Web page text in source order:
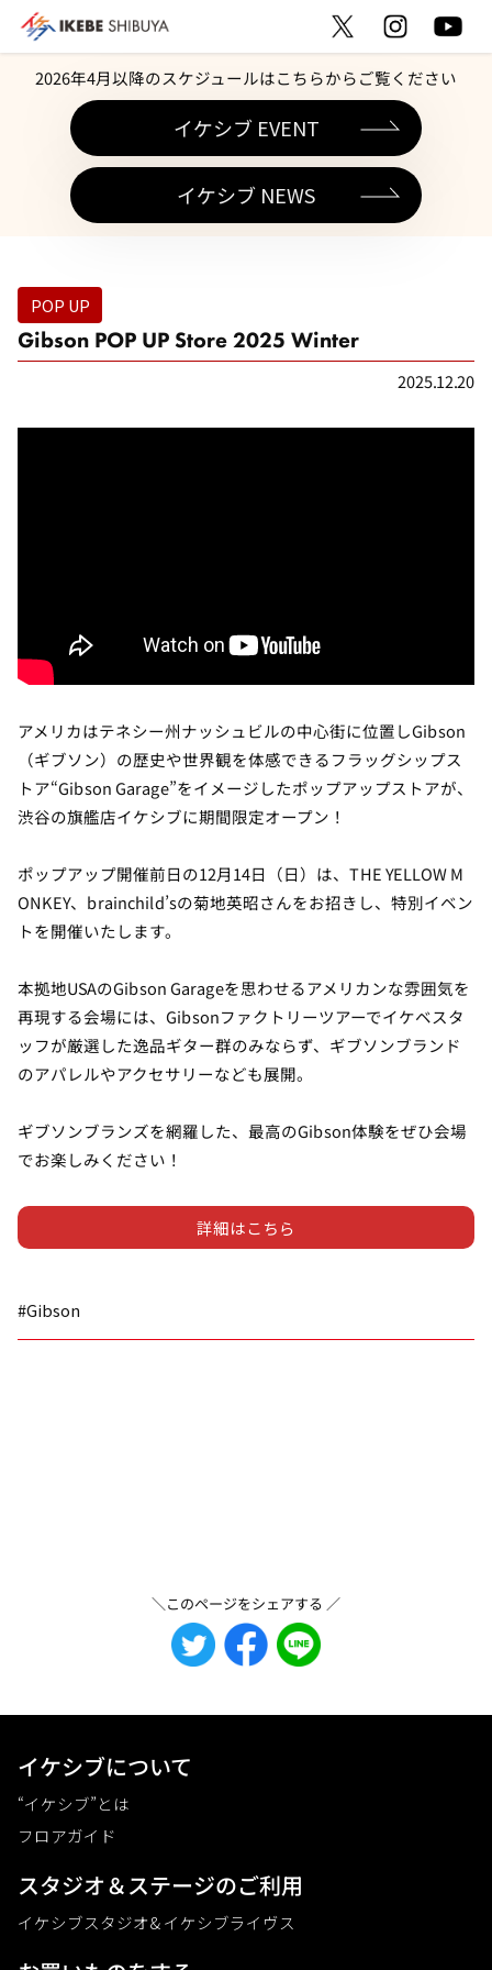
2026年4月以降のスケジュールはこちらからご覧ください
イケシブ EVENT
イケシブ NEWS
POP UP
Gibson POP UP Store 2025 Winter
2025.12.20
アメリカはテネシー州ナッシュビルの中心街に位置しGibson
（ギブソン）の歴史や世界観を体感できるフラッグシップス
トア“Gibson Garage”をイメージしたポップアップストアが、
渋谷の旗艦店イケシブに期間限定オープン！
ポップアップ開催前日の12月14日（日）は、THE YELLOW M
ONKEY、brainchild’sの菊地英昭さんをお招きし、特別イベン
トを開催いたします。
本拠地USAのGibson Garageを思わせるアメリカンな雰囲気を
再現する会場には、Gibsonファクトリーツアーでイケベスタ
ッフが厳選した逸品ギター群のみならず、ギブソンブランド
のアパレルやアクセサリーなども展開。
ギブソンブランズを網羅した、最高のGibson体験をぜひ会場
でお楽しみください！
詳細はこちら
#Gibson
＼このページをシェアする ／
イケシブについて
“イケシブ”とは
フロアガイド
スタジオ＆ステージのご利⽤
イケシブスタジオ& イケシブライヴス